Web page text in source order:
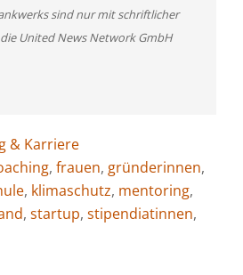
sind nur mit schriftlicher
United News Network GmbH
& Karriere
, frauen, gründerinnen,
, klimaschutz, mentoring,
, startup, stipendiatinnen,